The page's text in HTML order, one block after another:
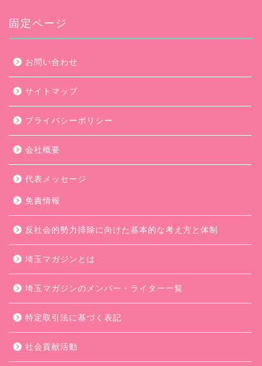
ブ
固定ページ
お問い合わせ
サイトマップ
プライバシーポリシー
会社概要
代表メッセージ
免責情報
反社会的勢力排除に向けた基本的な考え方と体制
埼玉マガジンとは
埼玉マガジンのメンバー・ライター一覧
特定取引法に基づく表記
社会貢献活動